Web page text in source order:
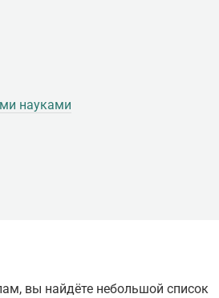
науками
вы найдёте небольшой список